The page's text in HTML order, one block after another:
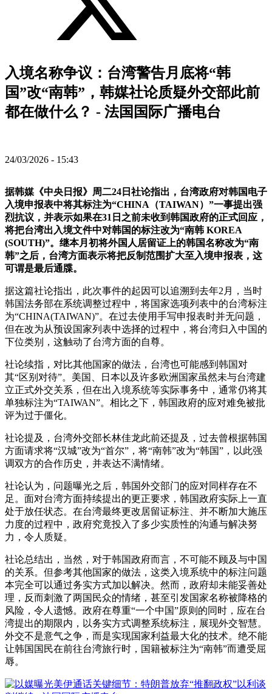
入境名称争议：台湾警告月底将“韩
国”改“南韩”，韩媒社论质疑外交部此前
都在做什么？ - 法国国际广播电台
24/03/2026 - 15:43
据韩媒《中央日报》周二24日社论指出，台湾政府对韩国电子
入境申报表中将其标注为“CHINA（TAIWAN）”一事提出强
烈抗议，并表示如果在31日之前未收到韩国政府的正式回应，
将把台湾出入境文件中对韩国的标注改为“南韩 KOREA
(SOUTH)”。继本月初将外国人居留证上的韩国名称改为“南
韩”之后，台湾方面表示将把反制范围扩大至入境申报表，这
可谓是最后通牒。
据这篇社论指出，此次事件的起因可以追溯到去年2月，当时
韩国法务部在系统调整过程中，将国家选项列表中的台湾标注
为“CHINA(TAIWAN)”。在过去使用手写申报表时并无问题，
但在改为从预设国家列表中选择的过程中，将台湾归入中国的
下位类别，这触动了台湾方面的自尊。
社论续指，对比其他国家的做法，台湾也可能感到韩国对
其“区别对待”。美国、日本以及许多欧洲国家虽然未与台湾建
立正式外交关系，但在出入境系统等实际事务中，通常仍将其
单独标注为“TAIWAN”。相比之下，韩国政府的应对难免被批
评为过于僵化。
社论提及，台湾外交部长林佳龙此前还提及，过去曾根据韩国
方面请求将“汉城”改为“首尔”，将“南韩”改为“韩国”，以此强
调双方的合作历史，并表达不满情绪。
社论认为，问题曝光之后，韩国外交部门的应对同样存在不
足。面对台湾方面持续提出的更正要求，韩国政府实际上一直
处于放任状态。在台湾最终更改居留证标注、并不断加大施压
力度的过程中，政府究竟投入了多少实质性的沟通与解决努
力，令人质疑。
社论总结出，当然，对于韩国政府而言，不可能不顾及与中国
的关系。但参考其他国家的做法，这类入境系统中的标注问题
本完全可以通过务实方式加以解决。然而，政府却未能妥善处
理，反而刺激了两国民众的情绪，甚至引发国家名称被降格的
风险，令人遗憾。政府在尊重“一个中国”原则的同时，应在台
湾提出的期限内，以务实方式调整系统标注，展现外交智慧。
外交不是意气之争，而是实现国家利益最大化的技术。绝不能
让韩国国民在前往台湾旅行时，国籍被标注为“南韩”而遭受屈
辱。